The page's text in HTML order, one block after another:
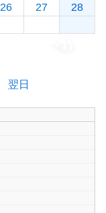
26 27
28
翌日